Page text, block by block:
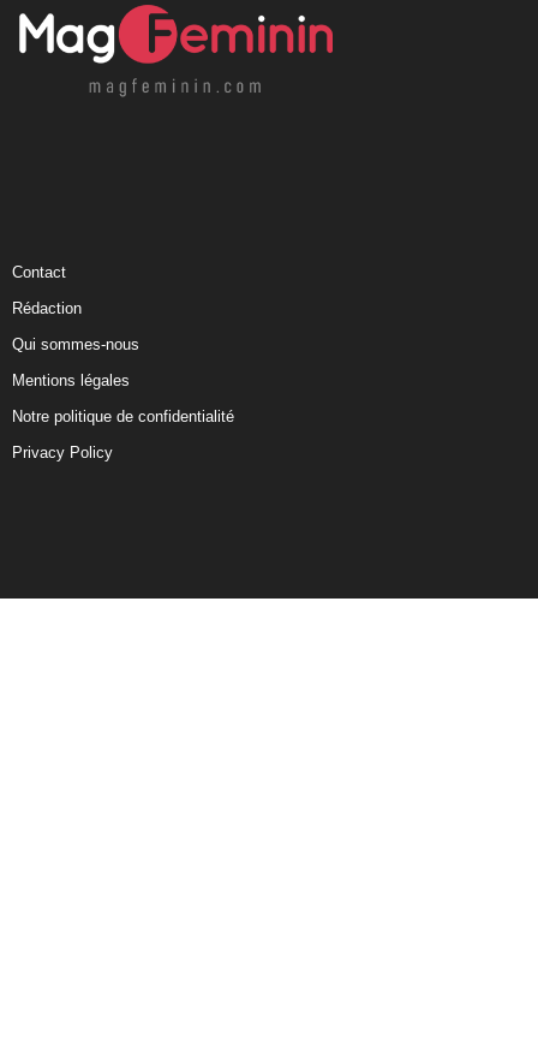
Contact
Rédaction
Qui sommes-nous
Mentions légales
Notre politique de confidentialité
Privacy Policy